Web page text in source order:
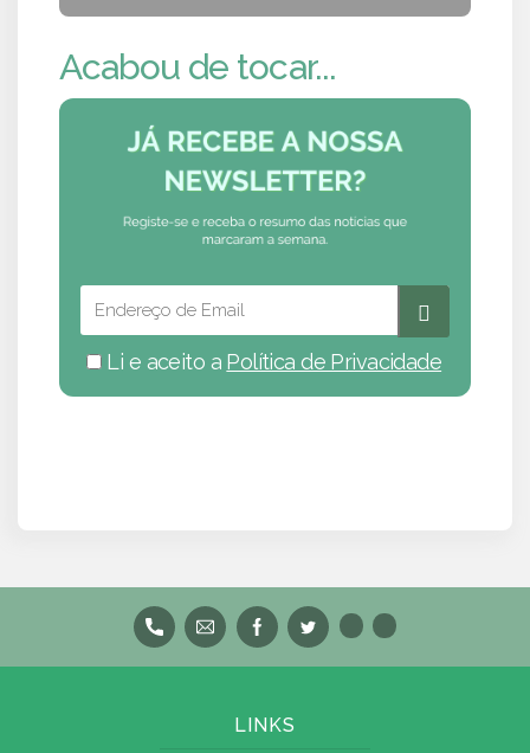
Acabou de tocar...
Li e aceito a Política de Privacidade
LINKS